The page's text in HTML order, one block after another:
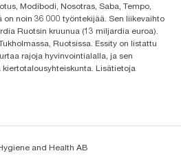
Modibodi, Nosotras, Saba, Tempo,
on noin 36 000 työntekijää. Sen liikevaihto
Ruotsin kruunua (13 miljardia euroa).
Ruotsissa. Essity on listattu
rajoja hyvinvointialalla, ja sen
Lisätietoja
and Health AB